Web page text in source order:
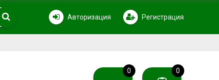
Авторизация Регистрация
0 0